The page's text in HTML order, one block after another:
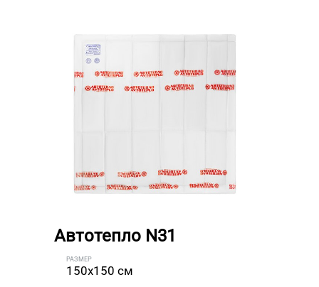
Автотепло N31
РАЗМЕР
150x150 см